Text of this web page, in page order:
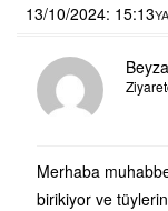
13/10/2024: 15:13
Beyza
Merhaba
birikiyor ve